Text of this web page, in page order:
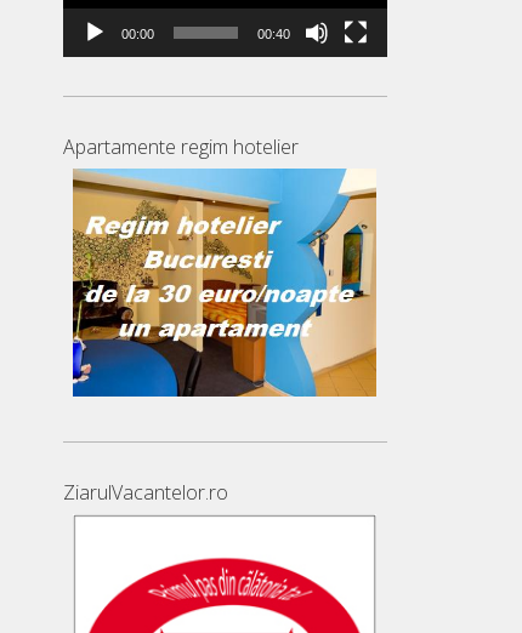
00:00 00:40
Apartamente regim hotelier
ZiarulVacantelor.ro